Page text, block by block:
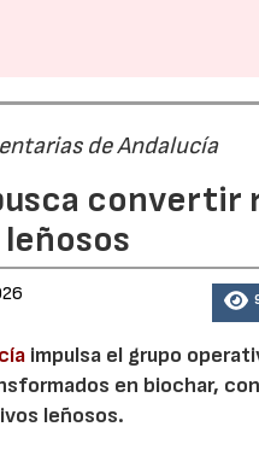
de Andalucía
convertir
impulsa el grupo
en biochar,
leñosos.